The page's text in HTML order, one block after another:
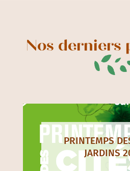
Nos derniers
PRINTEMPS
JARDINS